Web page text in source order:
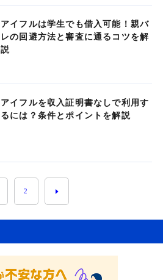
アイフルは学生でも借入可能！親バ
レの回避方法と審査に通るコツを解
説
アイフルを収入証明書なしで利用す
るには？条件とポイントを解説
2